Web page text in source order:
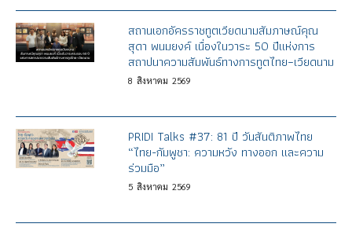
สถานเอกอัครราชทูตเวียดนามสัมภาษณ์คุณ
สุดา พนมยงค์ เนื่องในวาระ 50 ปีแห่งการ
สถาปนาความสัมพันธ์ทางการทูตไทย–เวียดนาม
8 สิงหาคม 2569
PRIDI Talks #37: 81 ปี วันสันติภาพไทย
“ไทย-กัมพูชา: ความหวัง ทางออก และความ
ร่วมมือ”
5 สิงหาคม 2569